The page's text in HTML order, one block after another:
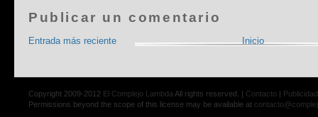
Publicar un comentario
Entrada más reciente Inicio
Copyright 2009-2012 El Complejo Lambda All rights reserved. | Contacto | Publicidad
Permissions beyond the scope of this license may be available at